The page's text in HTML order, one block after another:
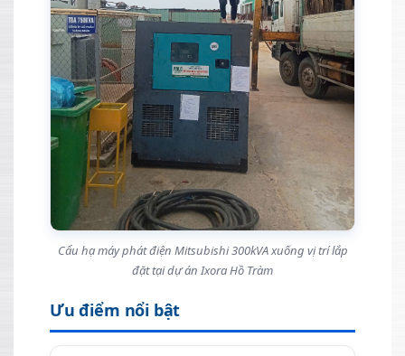
Cẩu hạ máy phát điện Mitsubishi 300kVA xuống vị trí lắp
đặt tại dự án Ixora Hồ Tràm
Ưu điểm nổi bật